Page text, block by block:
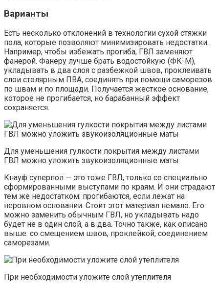
Варианты
Есть несколько отклонений в технологии сухой стяжки
пола, которые позволяют минимизировать недостатки.
Например, чтобы избежать прогиба, ГВЛ заменяют
фанерой. Фанеру лучше брать водостойкую (ФК-М),
укладывать в два слоя с разбежкой швов, проклеивать
слои столярным ПВА, соединять при помощи саморезов
по швам и по площади. Получается жесткое основание,
которое не прогибается, но барабанный эффект
сохраняется.
Для уменьшения гулкости покрытия между листами
ГВЛ можно уложить звукоизоляционные маты
Кнауф суперпол — это тоже ГВЛ, только со специально
сформированными выступами по краям. И они страдают
тем же недостатком: прогибаются, если лежат на
неровном основании. Стоит этот материал немало. Его
можно заменить обычным ГВЛ, но укладывать надо
будет не в один слой, а в два. Точно также, как описано
выше: со смещением швов, проклейкой, соединением
саморезами.
При необходимости уложите слой утеплителя